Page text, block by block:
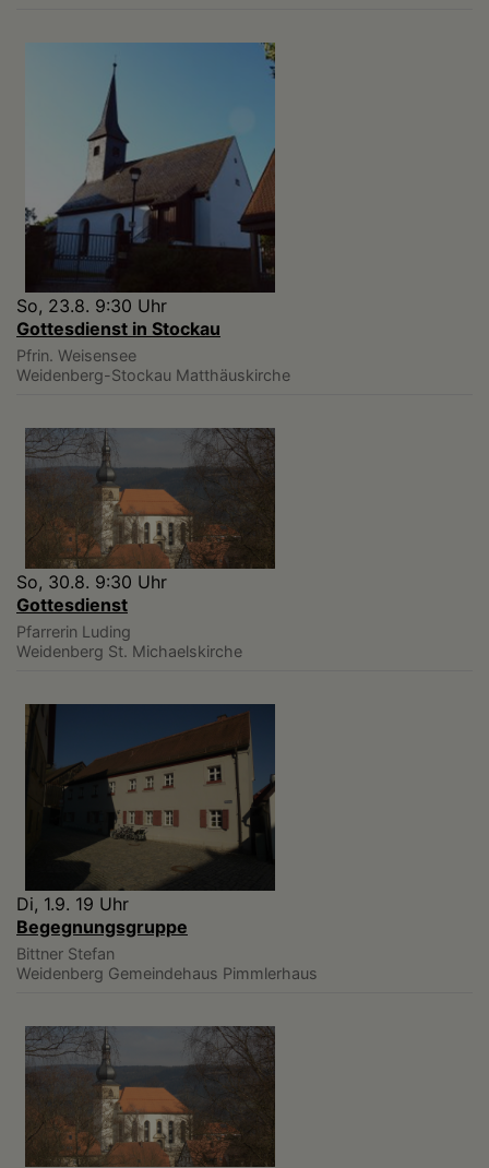
So, 23.8. 9:30 Uhr
Gottesdienst in Stockau
Pfrin. Weisensee
Weidenberg-Stockau Matthäuskirche
So, 30.8. 9:30 Uhr
Gottesdienst
Pfarrerin Luding
Weidenberg St. Michaelskirche
Di, 1.9. 19 Uhr
Begegnungsgruppe
Bittner Stefan
Weidenberg Gemeindehaus Pimmlerhaus